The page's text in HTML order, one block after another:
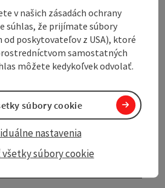
v našich zásadách ochrany
súhlas, že prijímate súbory
poskytovateľov z USA), ktoré
samostatných
môžete kedykoľvek odvolať.
všetky súbory cookie
nastavenia
súbory cookie